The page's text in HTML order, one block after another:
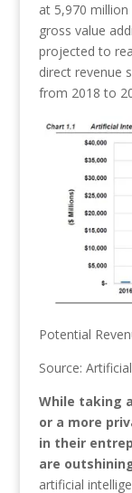
at 5,970
gross value
projected to
direct revenue
from 2018 to
Potential
Source:
While taking
or a more
in their
are
artificial